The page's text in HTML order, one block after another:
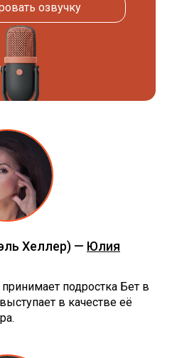
озвучку
Хеллер) — Юлия
подростка Бет в
в качестве её